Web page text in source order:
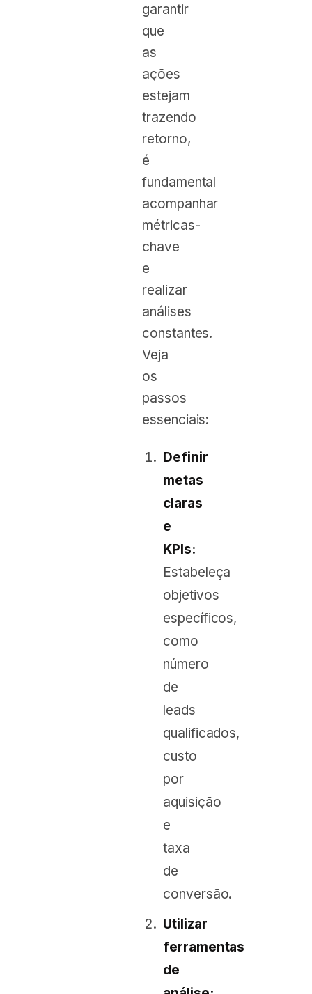
garantir
que
as
ações
estejam
trazendo
retorno,
é
fundamental
acompanhar
métricas-
chave
e
realizar
análises
constantes.
Veja
os
passos
essenciais:
Definir
metas
claras
e
KPIs:
Estabeleça
objetivos
específicos,
como
número
de
leads
qualificados,
custo
por
aquisição
e
taxa
de
conversão.
Utilizar
ferramentas
de